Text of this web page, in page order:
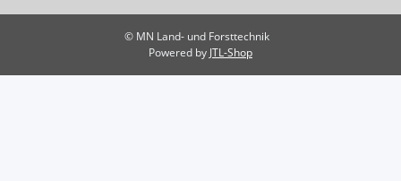
© MN Land- und Forsttechnik
Powered by JTL-Shop